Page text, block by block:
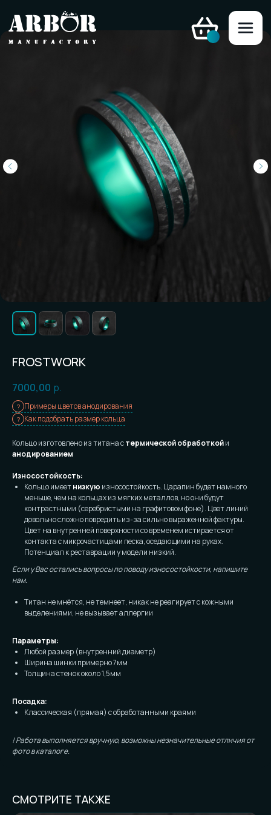
FROSTWORK
7000,00 р.
Примеры цветов анодирования
Как подобрать размер кольца
Кольцо изготовлено из титана стермической обработкойи
анодированием
Износостойкость:
Кольцо имеетнизкую износостойкость. Царапин будет намного
меньше, чем на кольцах из мягких металлов, но они будут
контрастными (серебристыми на графитовом фоне). Цвет линий
довольно сложно повредить из-за сильно выраженной фактуры.
Цвет на внутренней поверхности со временем истирается от
контакта с микрочастицами песка, оседающими на руках.
Потенциал к реставрации у модели низкий.
Если у Вас остались вопросы по поводу износостойкости, напишите
нам.
Титан не мнётся, не темнеет, никак не реагирует с кожными
выделениями, не вызывает аллергии
Параметры:
Любой размер (внутренний диаметр)
Ширина шинки примерно 7мм
Толщина стенок около 1,5мм
Посадка:
Классическая (прямая) с обработанными краями
! Работа выполняется вручную, возможны незначительные отличия от
фото в каталоге.
СМОТРИТЕ ТАКЖЕ